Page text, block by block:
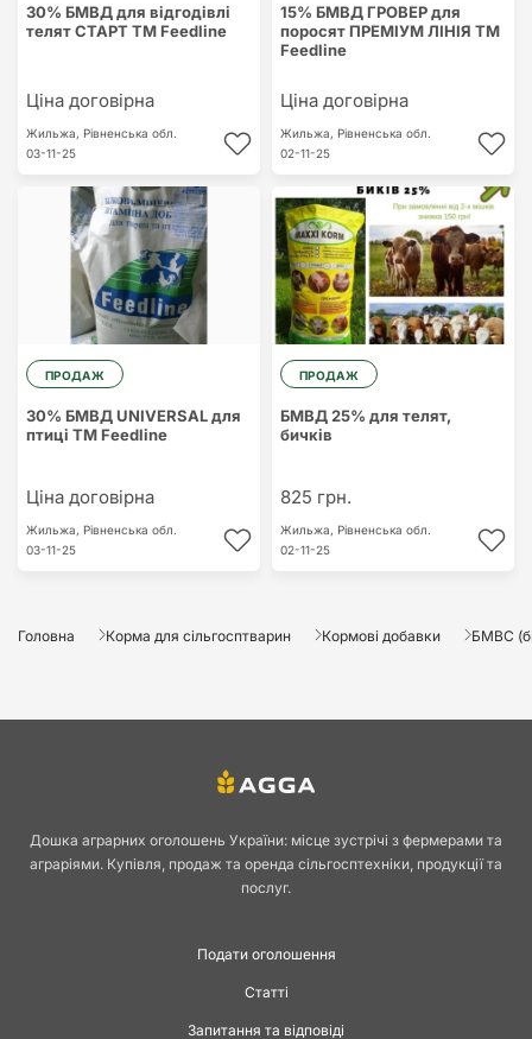
30% БМВД для відгодівлі
телят СТАРТ ТМ Feedline
Ціна договірна
Жильжа, Рівненська обл.
03-11-25
15% БМВД ГРОВЕР для
поросят ПРЕМІУМ ЛІНІЯ ТМ
Feedline
Ціна договірна
Жильжа, Рівненська обл.
02-11-25
ПРОДАЖ
30% БМВД UNIVERSAL для
птиці ТМ Feedline
Ціна договірна
Жильжа, Рівненська обл.
03-11-25
ПРОДАЖ
БМВД 25% для телят,
бичків
825 грн.
Жильжа, Рівненська обл.
02-11-25
Головна Корма для сільгосптварин Кормові добавки БМВС
Дошка аграрних оголошень України: місце зустрічі з фермерами та
аграріями. Купівля, продаж та оренда сільгосптехніки, продукції та
послуг.
Подати оголошення
Статті
Запитання та відповіді